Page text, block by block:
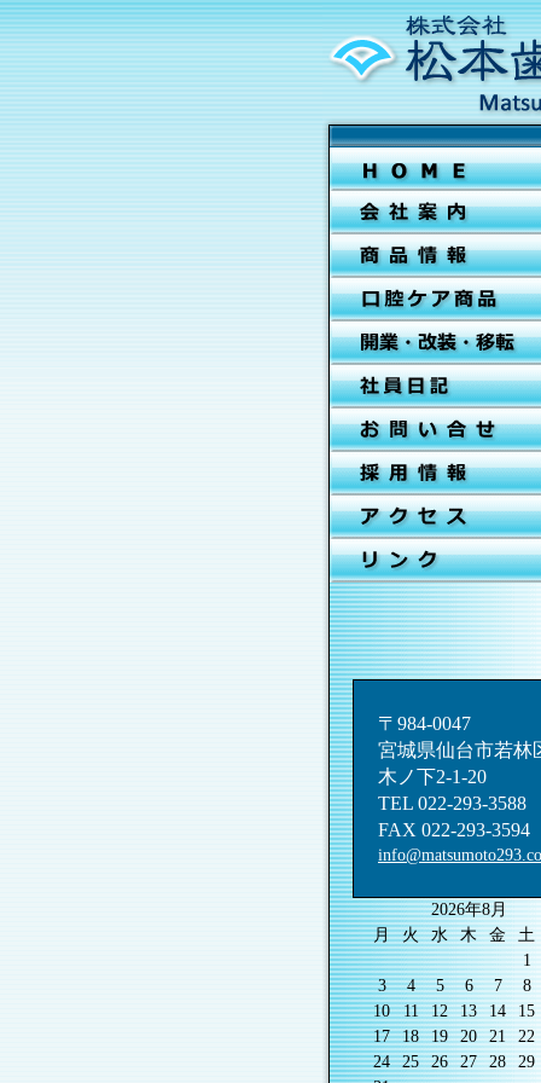
〒984-0047
宮城県仙台市若林
木ノ下2-1-20
TEL 022-293-3588
FAX 022-293-3594
2026年8月
月
火 水 木 金 土
1
3
4 5 6 7 8
10
11 12 13 14 15
17
18 19 20 21 22
24
25 26 27 28 29